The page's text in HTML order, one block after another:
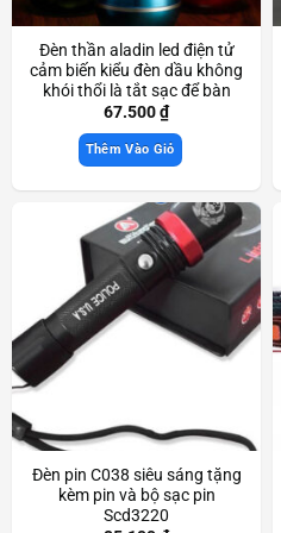
Đèn thần aladin led điện tử
cảm biến kiểu đèn dầu không
khói thổi là tắt sạc để bàn
trang trí đẹp mắt Scd3466
67.500₫
Thêm Vào Giỏ
Đèn pin C038 siêu sáng tặng
kèm pin và bộ sạc pin
Scd3220